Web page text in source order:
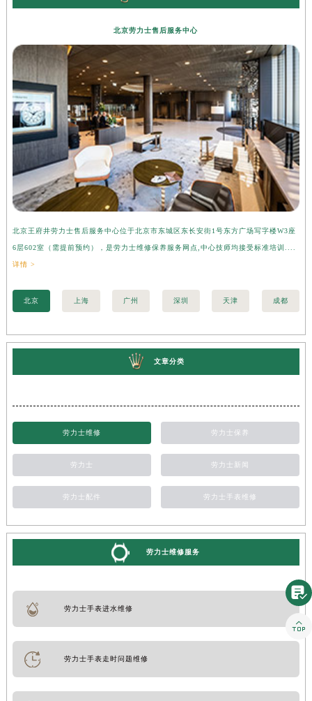
北京劳力士售后服务中心
北京王府井劳力士售后服务中心位于北京市东城区东长安街1号东方广场写字楼W3座
6层602室（需提前预约），是劳力士维修保养服务网点,中心技师均接受标准培训....
详情 >
北京 上海 广州 深圳 天津 成都
文章分类
劳力士维修 劳力士保养
劳力士 劳力士新闻
劳力士配件 劳力士手表维修
劳力士维修服务
劳力士手表进水维修
劳力士手表走时问题维修

